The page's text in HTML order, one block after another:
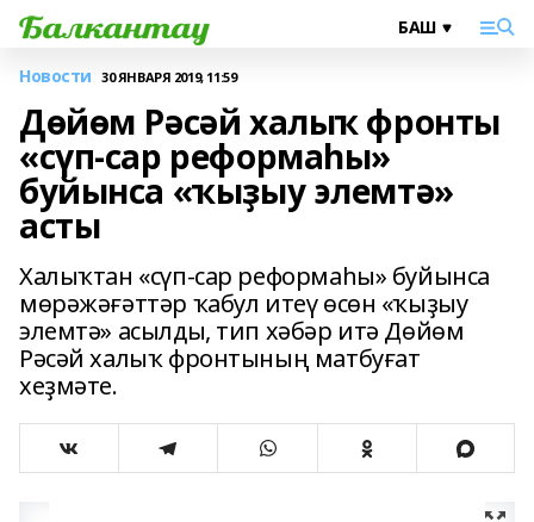
Новости 30 ЯНВАРЯ 2019, 11:59
Дөйөм Рәсәй халыҡ фронты
«сүп-сар реформаһы»
буйынса «ҡыҙыу элемтә»
асты
Халыҡтан «сүп-сар реформаһы» буйынса
мөрәжәғәттәр ҡабул итеү өсөн «ҡыҙыу
элемтә» асылды, тип хәбәр итә Дөйөм
Рәсәй халыҡ фронтының матбуғат
хеҙмәте.